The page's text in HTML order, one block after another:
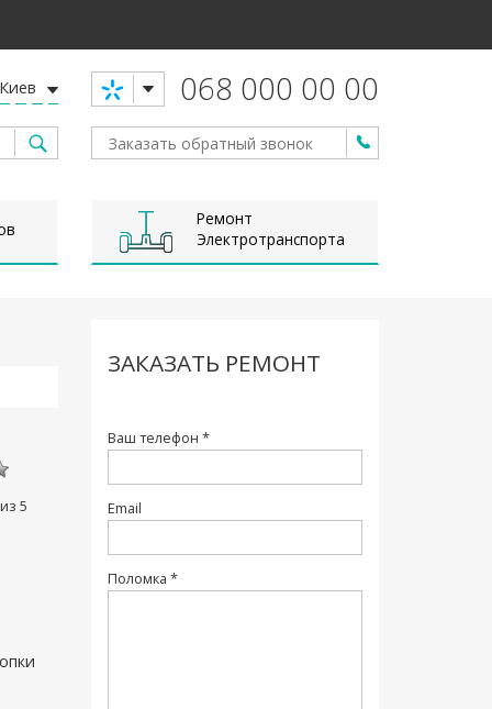
068 000 00 00
Киев
Ремонт
Электротранспорта
5
ЗАКАЗАТЬ РЕМОНТ
Ваш телефон *
Email
Поломка *